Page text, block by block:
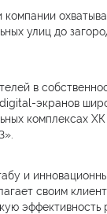
улиц до
в
экранов
комплексах
и
своим
эффективность